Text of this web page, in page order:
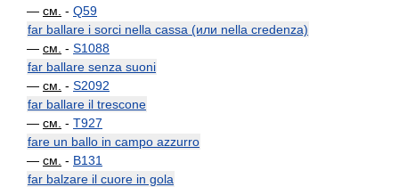
— см. - Q59
far ballare i sorci nella cassa (или nella credenza)
— см. - S1088
far ballare senza suoni
— см. - S2092
far ballare il trescone
— см. - T927
fare un ballo in campo azzurro
— см. - B131
far balzare il cuore in gola